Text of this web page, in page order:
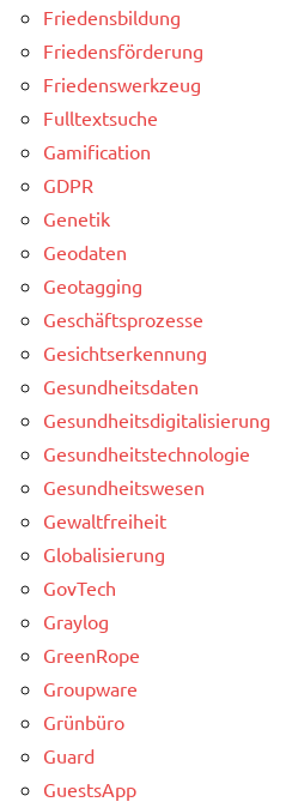
Friedensbildung
Friedensförderung
Friedenswerkzeug
Fulltextsuche
Gamification
GDPR
Genetik
Geodaten
Geotagging
Geschäftsprozesse
Gesichtserkennung
Gesundheitsdaten
Gesundheitsdigitalisierung
Gesundheitstechnologie
Gesundheitswesen
Gewaltfreiheit
Globalisierung
GovTech
Graylog
GreenRope
Groupware
Grünbüro
Guard
GuestsApp